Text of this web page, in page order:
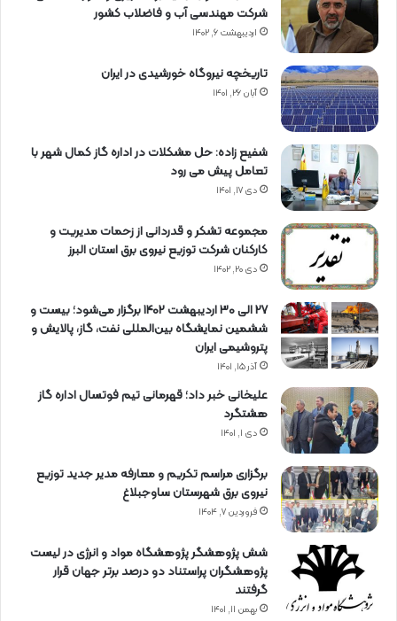
شرکت مهندسی آب و فاضلاب کشور
اردیبهشت ۶, ۱۴۰۲
تاریخچه نیروگاه خورشیدی در ایران
آبان ۲۶, ۱۴۰۱
شفیع زاده: حل مشکلات در اداره گاز کمال شهر با
تعامل پیش می رود
دی ۱۷, ۱۴۰۱
مجموعه تشکر و قدردانی از زحمات مدیریت و
کارکنان شرکت توزیع نیروی برق استان البرز
دی ۲۰, ۱۴۰۲
27 الی 30 اردیبهشت 1402 برگزار می‌شود؛ بیست و
ششمین نمایشگاه بین‌المللی نفت، گاز، پالایش و
پتروشیمی ایران
آذر ۱۵, ۱۴۰۱
علیخانی خبر داد؛ قهرمانی تیم فوتسال اداره گاز
هشتگرد
دی ۱, ۱۴۰۱
برگزاری مراسم تكریم و معارفه مدیر جدید توزیع
نیروی برق شهرستان ساوجبلاغ
فروردین ۷, ۱۴۰۴
شش پژوهشگر پژوهشگاه مواد و انرژی در لیست
پژوهشگران پراستناد دو درصد برتر جهان قرار
گرفتند
بهمن ۱۱, ۱۴۰۱